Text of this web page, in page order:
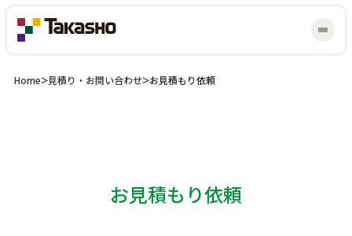
マイスター研修会 見積り・お問い合わせ
Home>見積り・お問い合わせ>お見積もり依頼
お見積もり依頼